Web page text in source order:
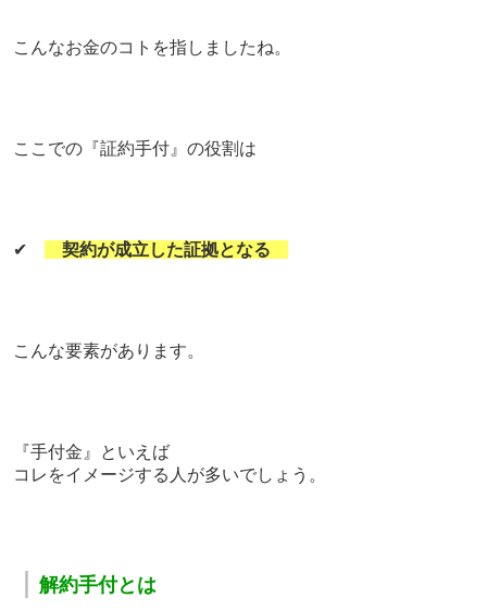
こんなお金のコトを指しましたね。
ここでの『証約手付』の役割は
✔ 契約が成立した証拠となる
こんな要素があります。
『手付金』といえば
コレをイメージする人が多いでしょう。
解約手付とは